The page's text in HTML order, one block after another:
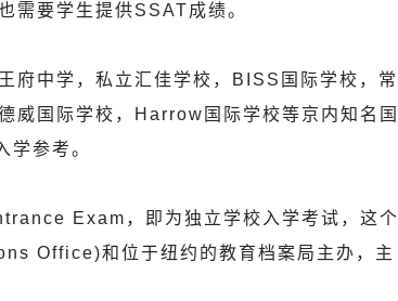
需要学生提供SSAT成绩。
中学，私立汇佳学校，BISS国际学校，常
威国际学校，Harrow国际学校等京内知名国
学参考。
Exam，即为独立学校入学考试，这个
Office)和位于纽约的教育档案局主办，主